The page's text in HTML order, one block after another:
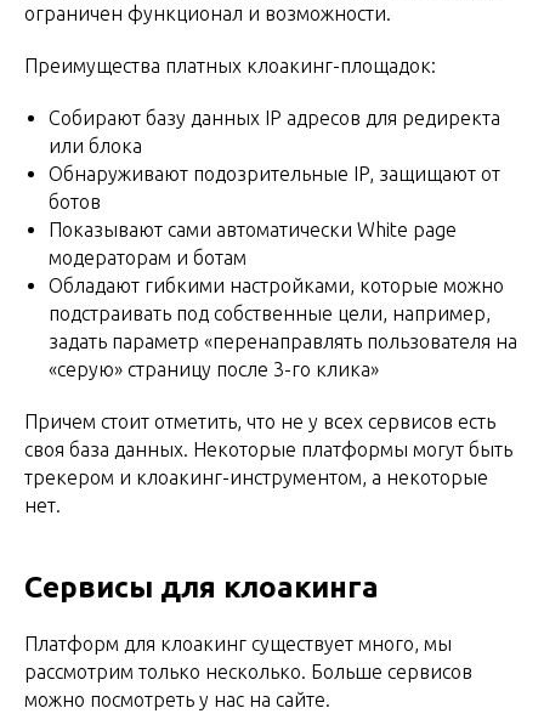
ограничен функционал и возможности.
Преимущества платных клоакинг-площадок:
Собирают базу данных IP адресов для редиректа
или блока
Обнаруживают подозрительные IP, защищают от
ботов
Показывают сами автоматически White page
модераторам и ботам
Обладают гибкими настройками, которые можно
подстраивать под собственные цели, например,
задать параметр «перенаправлять пользователя на
«серую» страницу после 3-го клика»
Причем стоит отметить, что не у всех сервисов есть
своя база данных. Некоторые платформы могут быть
трекером и клоакинг-инструментом, а некоторые
нет.
Сервисы для клоакинга
Платформ для клоакинг существует много, мы
рассмотрим только несколько. Больше сервисов
можно посмотреть у нас на сайте.